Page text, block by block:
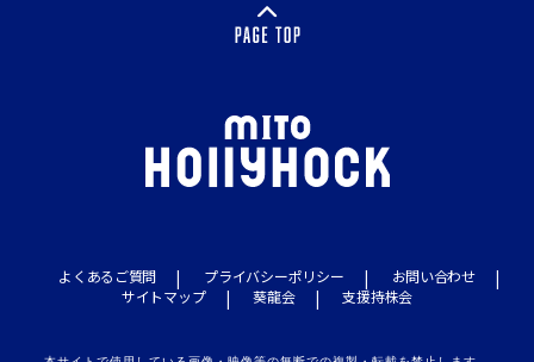
よくあるご質問 プライバシーポリシー
お問い合わせ
サイトマップ
葵龍会 支援持株会